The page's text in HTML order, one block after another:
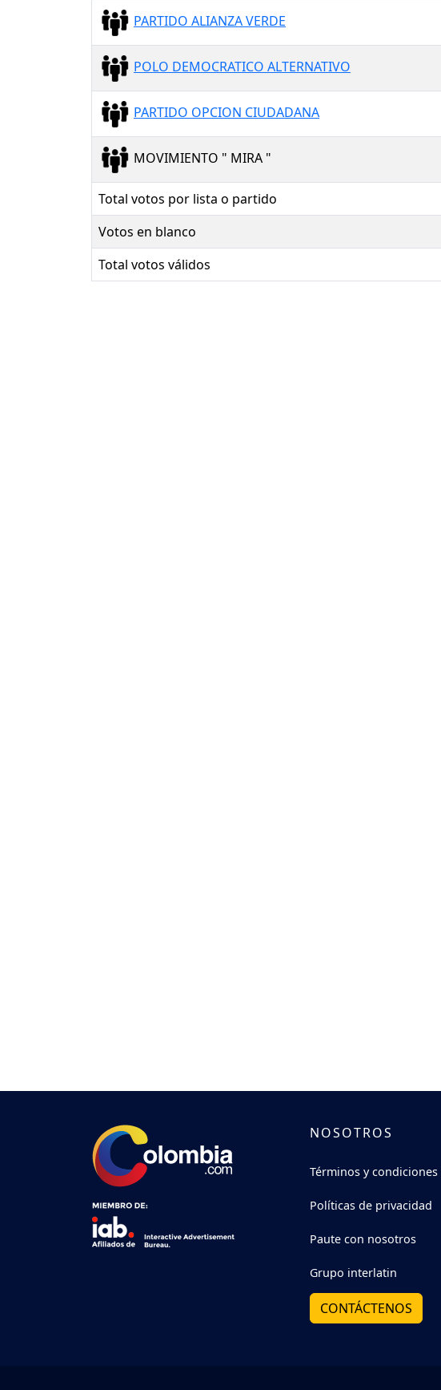
PARTIDO ALIANZA VERDE
POLO DEMOCRATICO ALTERNATIVO
PARTIDO OPCION CIUDADANA
MOVIMIENTO " MIRA "
Total votos por lista o partido
Votos en blanco
Total votos válidos
NOSOTROS
Términos y condiciones
Políticas de privacidad
Paute con nosotros
Grupo interlatin
CONTÁCTENOS